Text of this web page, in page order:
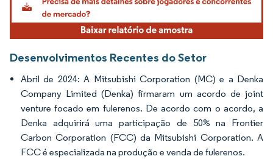
Desenvolvimentos Recentes do Setor
Abril de 2024: A Mitsubishi Corporation (MC) e a Denka
Company Limited (Denka) firmaram um acordo de joint
venture focado em fulerenos. De acordo com o acordo, a
Denka adquirirá uma participação de 50% na Frontier
Carbon Corporation (FCC) da Mitsubishi Corporation. A
FCC é especializada na produção e venda de fulerenos.